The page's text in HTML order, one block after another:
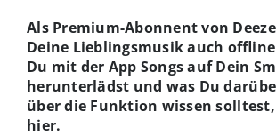
Als Premium-Abonnent von
Deine Lieblingsmusik auch
Du mit der App Songs auf Dein
herunterlädst und was Du
über die Funktion wissen
hier.